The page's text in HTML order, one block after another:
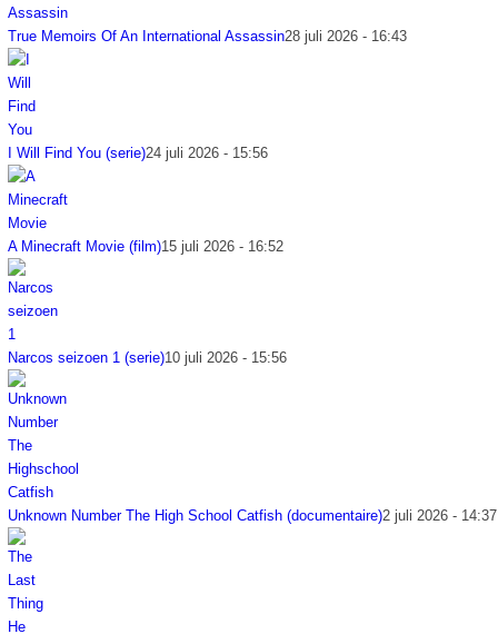
True Memoirs Of An International Assassin28 juli 2026 - 16:43
I Will Find You (serie)24 juli 2026 - 15:56
A Minecraft Movie (film)15 juli 2026 - 16:52
Narcos seizoen 1 (serie)10 juli 2026 - 15:56
Unknown Number The High School Catfish (documentaire)2 juli 2026 - 14:37